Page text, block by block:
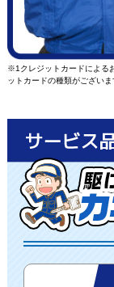
※1クレジットカードによる
ットカードの種類がございま